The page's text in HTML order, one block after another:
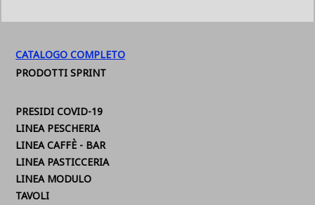
CATALOGO COMPLETO
PRODOTTI SPRINT
PRESIDI COVID-19
LINEA PESCHERIA
LINEA CAFFÈ - BAR
LINEA PASTICCERIA
LINEA MODULO
TAVOLI